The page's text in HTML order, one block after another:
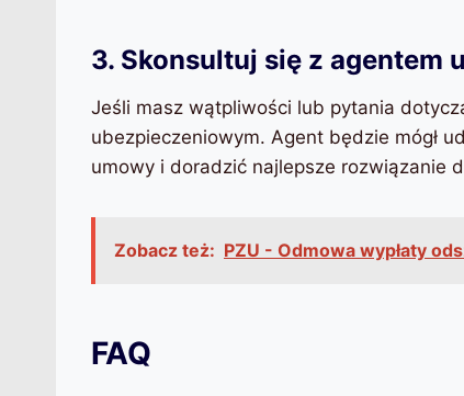
3. Skonsultuj się z agentem
Jeśli masz wątpliwości lub pytania
ubezpieczeniowym. Agent będzie mógł
umowy i doradzić najlepsze rozwiązanie
Zobacz też: PZU - Odmowa wypłaty
FAQ